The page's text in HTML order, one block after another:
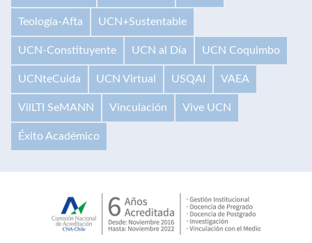
Teología-Afta UCN+Sustentable
UCN-Constituyente UCN al Día UCN Coquimbo
UCNteCuida UCN Virtual USQAI VAEA
VilLTI SeMANN Vinculación Vive UCN
Éxito Académico